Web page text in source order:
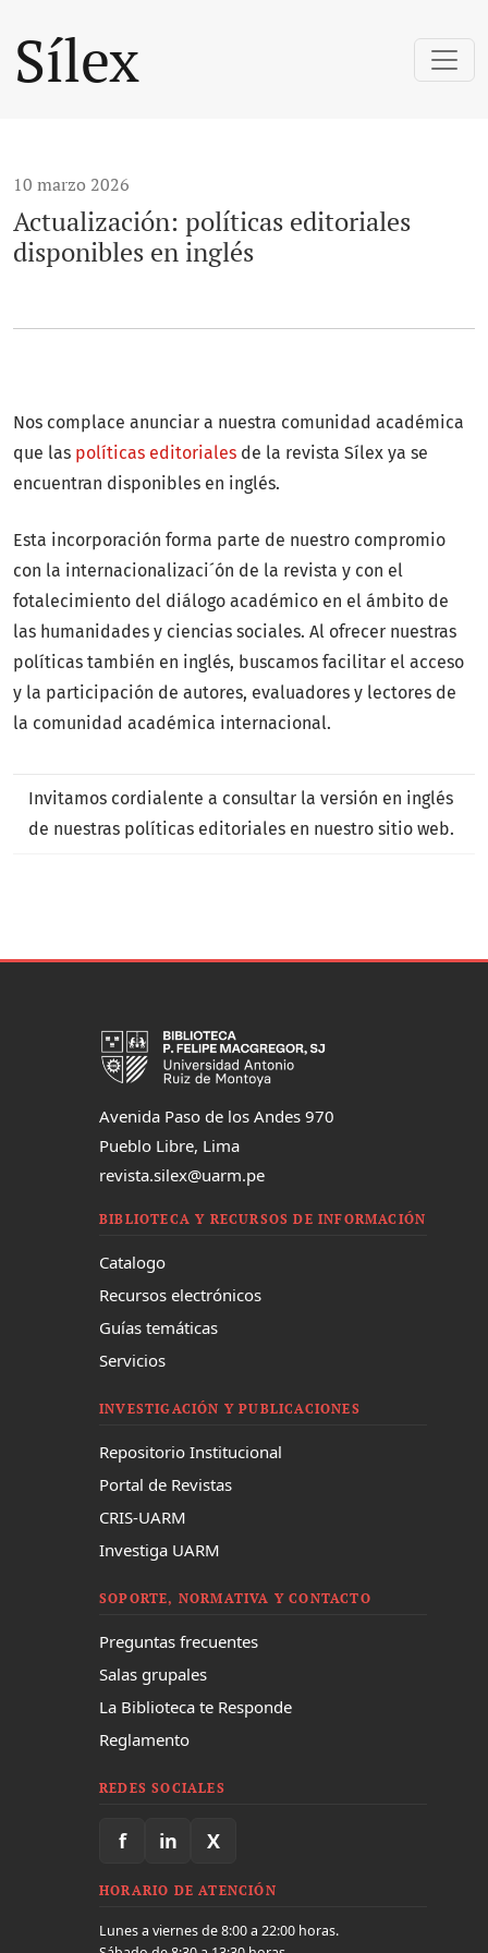
Sílex
10 marzo 2026
Actualización: políticas editoriales
disponibles en inglés
Nos complace anunciar a nuestra comunidad académica
que las políticas editoriales de la revista Sílex ya se
encuentran disponibles en inglés.
Esta incorporación forma parte de nuestro compromio
con la internacionalizaci´ón de la revista y con el
fotalecimiento del diálogo académico en el ámbito de
las humanidades y ciencias sociales. Al ofrecer nuestras
políticas también en inglés, buscamos facilitar el acceso
y la participación de autores, evaluadores y lectores de
la comunidad académica internacional.
Invitamos cordialente a consultar la versión en inglés
de nuestras políticas editoriales en nuestro sitio web.
Avenida Paso de los Andes 970
Pueblo Libre, Lima
revista.silex@uarm.pe
BIBLIOTECA Y RECURSOS DE INFORMACIÓN
Catalogo
Recursos electrónicos
Guías temáticas
Servicios
INVESTIGACIÓN Y PUBLICACIONES
Repositorio Institucional
Portal de Revistas
CRIS-UARM
Investiga UARM
SOPORTE, NORMATIVA Y CONTACTO
Preguntas frecuentes
Salas grupales
La Biblioteca te Responde
Reglamento
REDES SOCIALES
f in X
HORARIO DE ATENCIÓN
Lunes a viernes de 8:00 a 22:00 horas.